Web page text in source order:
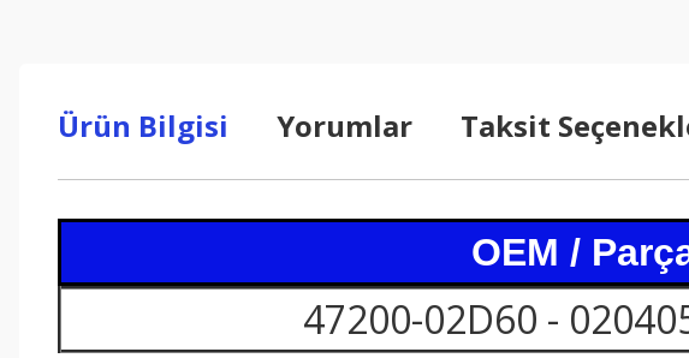
Ürün Bilgisi Yorumlar Taksit
OEM /
47200-02D60 -